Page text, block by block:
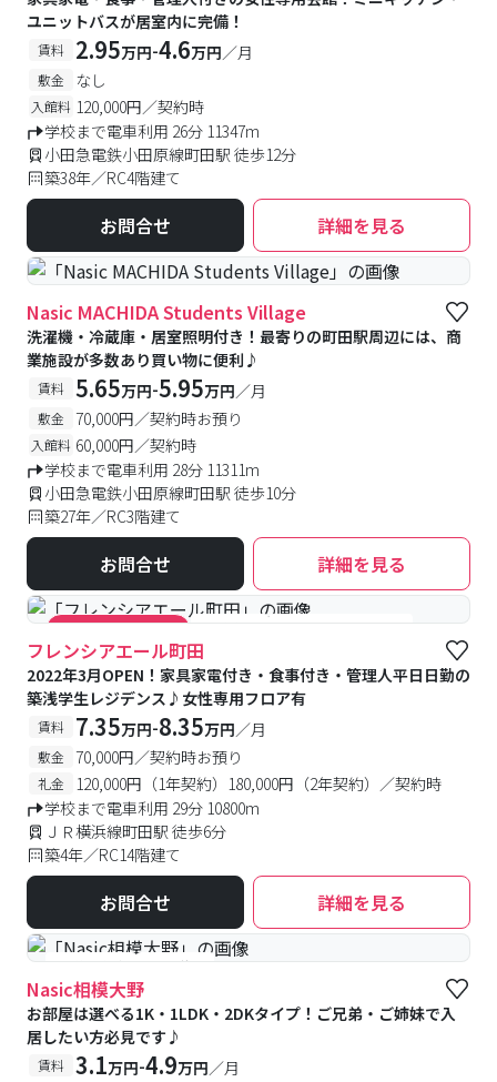
ユニットバスが居室内に完備！
賃料 2.95万円-4.6万円／月
敷金 なし
入館料 120,000円／契約時
学校まで電車利用 26分 11347m
小田急電鉄小田原線町田駅 徒歩12分
築38年／RC4階建て
お問合せ 詳細を見る
Nasic MACHIDA Students Village
洗濯機・冷蔵庫・居室照明付き！最寄りの町田駅周辺には、商
業施設が多数あり買い物に便利♪
賃料 5.65万円-5.95万円／月
敷金 70,000円／契約時お預り
入館料 60,000円／契約時
学校まで電車利用 28分 11311m
小田急電鉄小田原線町田駅 徒歩10分
築27年／RC3階建て
お問合せ 詳細を見る
#キャンペーン実施中 #食事付き #女性専用フロアあり
フレンシアエール町田
2022年3月OPEN！家具家電付き・食事付き・管理人平日日勤の
築浅学生レジデンス♪女性専用フロア有
賃料 7.35万円-8.35万円／月
敷金 70,000円／契約時お預り
礼金
120,000円（1年契約）180,000円（2年契約）／契約時
学校まで電車利用 29分 10800m
ＪＲ横浜線町田駅 徒歩6分
築4年／RC14階建て
お問合せ 詳細を見る
#予約受付中 #空室待ち
Nasic相模大野
お部屋は選べる1K・1LDK・2DKタイプ！ご兄弟・ご姉妹で入
居したい方必見です♪
賃料 3.1万円-4.9万円／月